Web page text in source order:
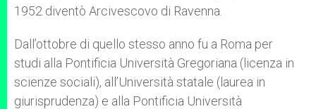
1952 diventò Arcivescovo di Ravenna.
Dall’ottobre di quello stesso anno fu a Roma per
studi alla Pontificia Università Gregoriana (licenza in
scienze sociali), all’Università statale (laurea in
giurisprudenza) e alla Pontificia Università